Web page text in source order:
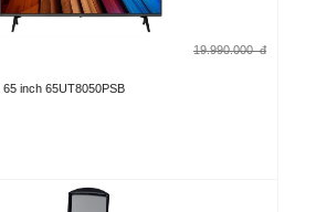
19.990.000 đ
inch 65UT8050PSB